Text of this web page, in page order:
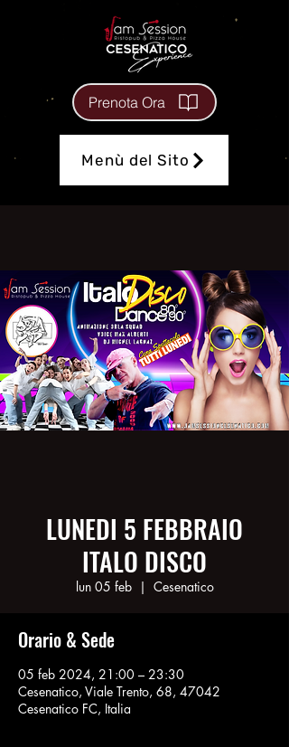
Menù del Sito
Prenota Ora
LUNEDI 5 FEBBRAIO
ITALO DISCO
lun 05 feb
  |
Cesenatico
Orario & Sede
05 feb 2024, 21:00 – 23:30
Cesenatico, Viale Trento, 68, 47042
Cesenatico FC, Italia